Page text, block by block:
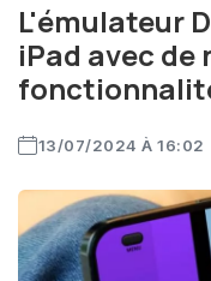
L'émulateur
iPad avec de
13/07/2024 À 16:02